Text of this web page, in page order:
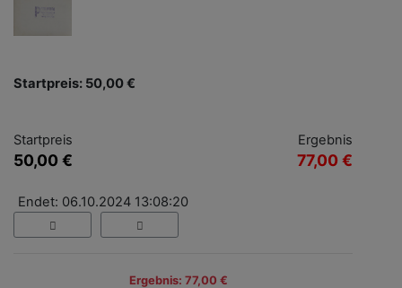
Startpreis: 50,00 €
Startpreis
50,00 €
Ergebnis
77,00 €
Endet: 06.10.2024 13:08:20
Ergebnis: 77,00 €